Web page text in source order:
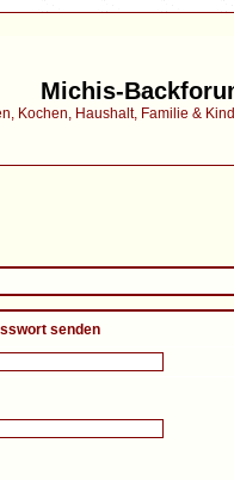
Michis-
Kochen, Haushalt, Familie &
senden